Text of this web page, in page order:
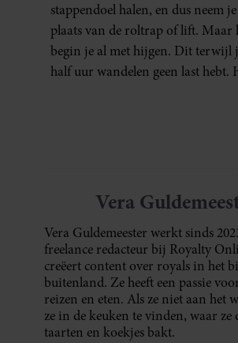
stappendoel halen, en dus neem
plaats van de roltrap of lift. Maar
begin je al met hijgen. Dit terwijl
half uur wandelen geen last hebt.
Vera
Vera Guldemeester werkt sinds
freelance redacteur bij Royalty
creëert content over royals in het
buitenland. Ze heeft een passie
reizen en eten. Als ze niet aan het
ze in de keuken te vinden, waar ze
taarten en koekjes bakt.